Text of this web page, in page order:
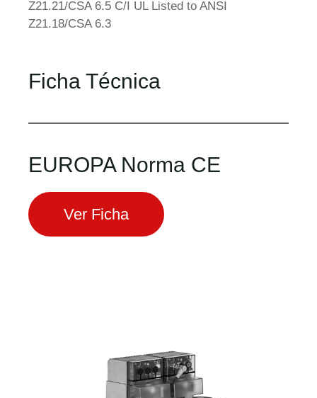
Z21.21/CSA 6.5 C/I UL Listed to ANSI
Z21.18/CSA 6.3
Ficha Técnica
EUROPA Norma CE
Ver Ficha